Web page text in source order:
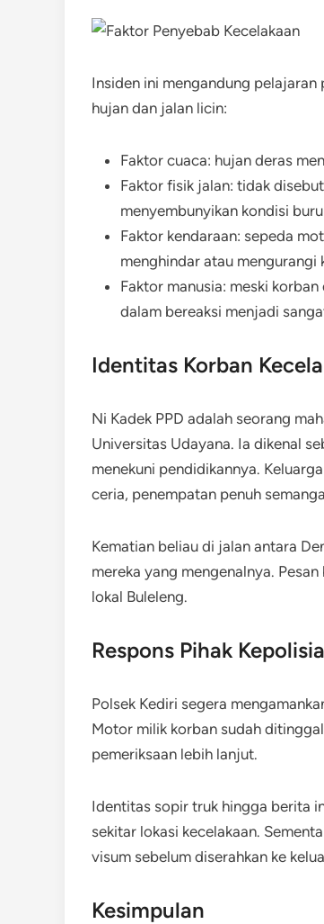
Insiden ini mengandung
hujan dan jalan licin:
Faktor cuaca: hujan deras
Faktor fisik jalan: tidak
menyembunyikan kondisi
Faktor kendaraan: sepeda
menghindar atau mengurangi
Faktor manusia: meski
dalam bereaksi menjadi
Identitas Korban
Ni Kadek PPD adalah seorang
Universitas Udayana. Ia dikenal
menekuni pendidikannya.
ceria, penempatan penuh
Kematian beliau di jalan antara
mereka yang mengenalnya.
lokal Buleleng.
Respons Pihak
Polsek Kediri segera
Motor milik korban sudah
pemeriksaan lebih lanjut.
Identitas sopir truk hingga berita
sekitar lokasi kecelakaan.
visum sebelum diserahkan ke
Kesimpulan